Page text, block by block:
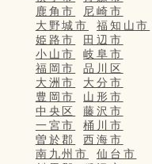
鹿角市
尼崎市
大野城市
福知山市
姫路市
田辺市
小山市
岐阜市
福岡市
品川区
大洲市
大分市
豊岡市
山形市
中央区
藤沢市
一宮市
桶川市
曽於郡
西海市
南九州市
仙台市